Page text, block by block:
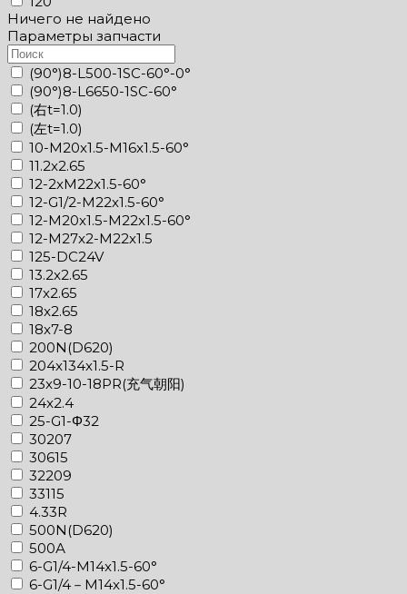
Ничего не найдено
Параметры запчасти
(90°)8-L500-1SC-60°-0°
(90°)8-L6650-1SC-60°
(右t=1.0)
(左t=1.0)
10-M20x1.5-M16x1.5-60°
11.2x2.65
12-2xM22x1.5-60°
12-G1/2-M22x1.5-60°
12-M20x1.5-M22x1.5-60°
12-M27x2-M22x1.5
125-DC24V
13.2x2.65
17x2.65
18x2.65
18x7-8
200N(D620)
204x134x1.5-R
23x9-10-18PR(充气朝阳)
24x2.4
25-G1-Φ32
30207
30615
32209
33115
4.33R
500N(D620)
500А
6-G1/4-M14x1.5-60°
6-G1/4－M14x1.5-60°